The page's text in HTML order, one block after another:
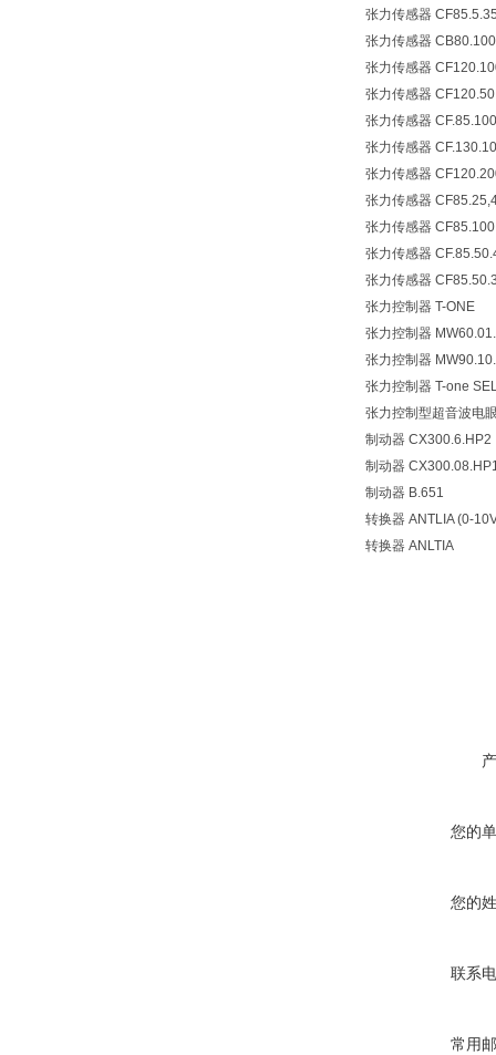
张力传感器
张力传感器
张力传感器
张力传感器
张力传感器
张力传感器
张力传感器
张力传感器
张力传感器
张力传感器
张力传感器
张力控制器 T-ONE
张力控制器
张力控制器
张力控制器 T-one
张力控制型超音波电
制动器 CX300.6.HP2
制动器
制动器 B.651
转换器 ANTLIA (0-
转换器 ANLTIA
您的
您的
联系
常用